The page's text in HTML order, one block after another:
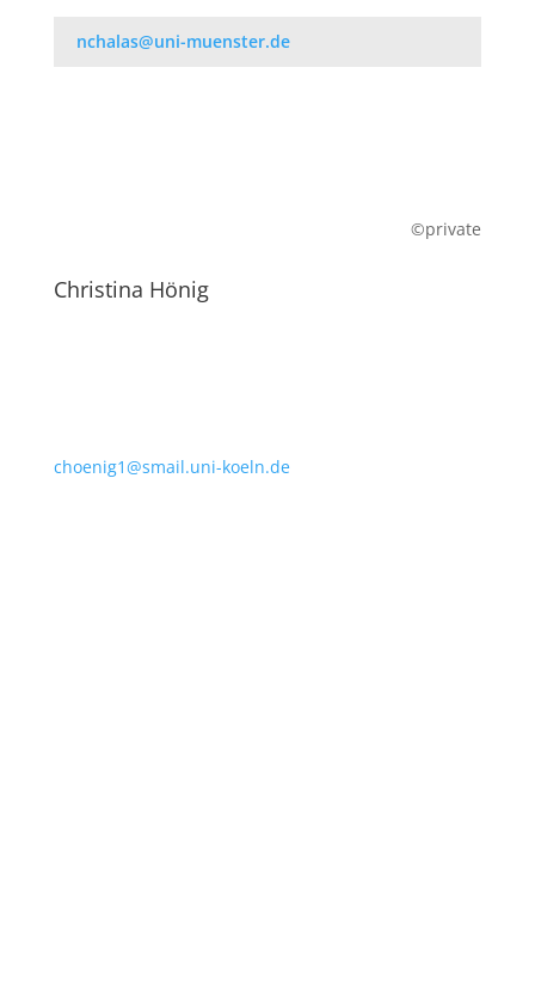
nchalas@uni-muenster.de
©private
Christina Hönig
choenig1@smail.uni-koeln.de